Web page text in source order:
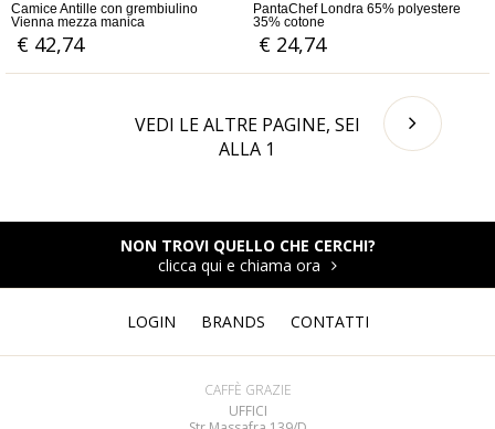
Camice Antille con grembiulino
Vienna mezza manica
€ 42,74
PantaChef Londra 65% polyestere
35% cotone
€ 24,74
VEDI LE ALTRE PAGINE, SEI
ALLA 1
NON TROVI QUELLO CHE CERCHI?
clicca qui e chiama ora
LOGIN BRANDS CONTATTI
CAFFÈ GRAZIE
UFFICI